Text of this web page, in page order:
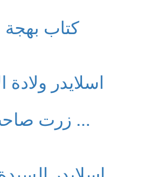
كتاب بهجة
اسلايدر ولادة
زرت صاحب العصر (عج) ...